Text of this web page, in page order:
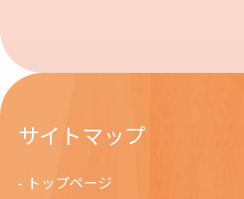
サイトマップ
トップページ